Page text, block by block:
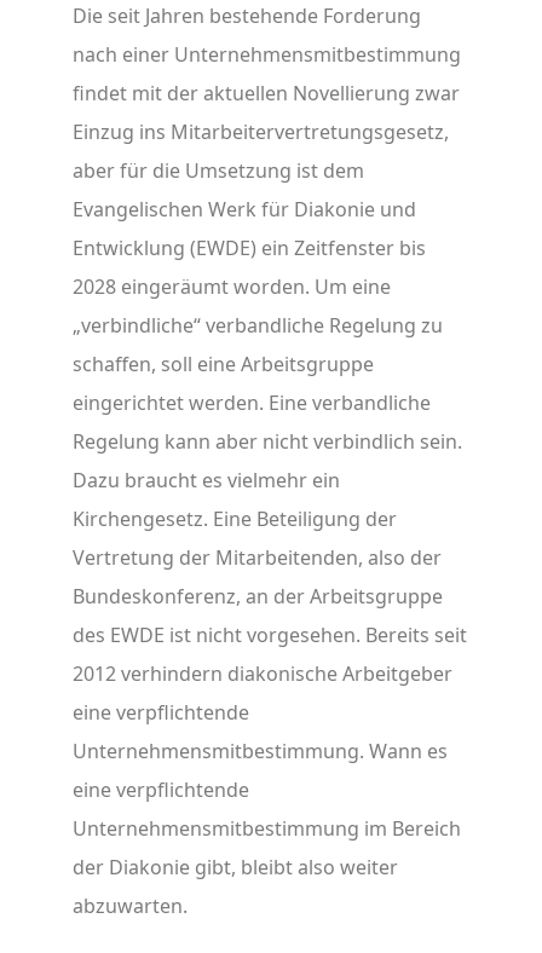
Die seit Jahren bestehende Forderung
nach einer Unternehmensmitbestimmung
findet mit der aktuellen Novellierung zwar
Einzug ins Mitarbeitervertretungsgesetz,
aber für die Umsetzung ist dem
Evangelischen Werk für Diakonie und
Entwicklung (EWDE) ein Zeitfenster bis
2028 eingeräumt worden. Um eine
„verbindliche“ verbandliche Regelung zu
schaffen, soll eine Arbeitsgruppe
eingerichtet werden. Eine verbandliche
Regelung kann aber nicht verbindlich sein.
Dazu braucht es vielmehr ein
Kirchengesetz. Eine Beteiligung der
Vertretung der Mitarbeitenden, also der
Bundeskonferenz, an der Arbeitsgruppe
des EWDE ist nicht vorgesehen. Bereits seit
2012 verhindern diakonische Arbeitgeber
eine verpflichtende
Unternehmensmitbestimmung. Wann es
eine verpflichtende
Unternehmensmitbestimmung im Bereich
der Diakonie gibt, bleibt also weiter
abzuwarten.